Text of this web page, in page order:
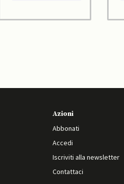
Azioni
Abbonati
Accedi
Iscriviti alla newsletter
Contattaci